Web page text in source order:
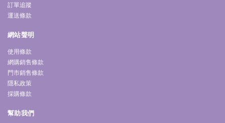
訂單追蹤
運送條款
網站聲明
使用條款
網購銷售條款
門市銷售條款
隱私政策
採購條款
幫助我們